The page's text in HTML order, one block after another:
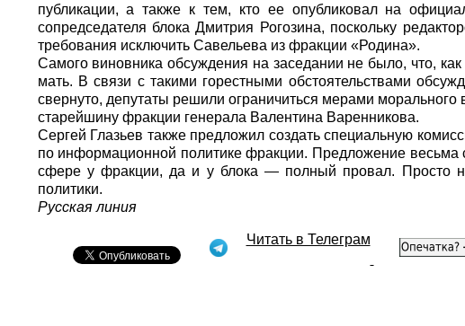
публикации, а также к тем, кто ее опубликовал на
сопредседателя блока Дмитрия Рогозина, поскольку
требования исключить Савельева из фракции «Родина».
Самого виновника обсуждения на заседании не было, что,
мать. В связи с такими горестными обстоятельствами
свернуто, депутаты решили ограничиться мерами морального
старейшину фракции генерала Валентина Варенникова.
Сергей Глазьев также предложил создать специальную
по информационной политике фракции. Предложение весьма
сфере у фракции, да и у блока — полный провал. Просто
политики.
Русская линия
Читать в Телеграм